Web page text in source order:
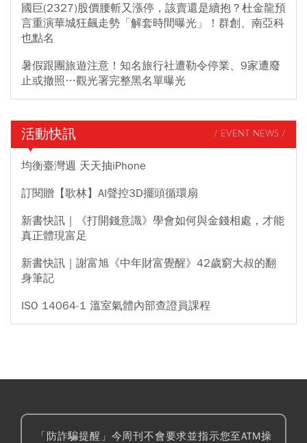
國巨(2327)股價腰斬又漲停，該賣還是續抱？杜金龍預
言重演華城狂飆走勢「解套時間曝光」！群創、南亞科
也點名
暑假跟團旅遊注意！知名旅行社遭勒令停業、9家遭廢
止或撤照…觀光署完整黑名單曝光
活動快訊 / EVENT NEWS /
均衡臺灣週 天天抽iPhone
訂閱贈【歌林】AI聲控3D擺頭循環扇
新書快訊｜《打開錢意識》學會如何與金錢相處，才能
真正體現富足
新書快訊｜謝富旭《中年財富覺醒》42歲窮大叔的翻
身筆記
ISO 14064-1 溫室氣體內部查證員課程
「防詐騙提醒」今周刊不會要求並指示您至ATM操